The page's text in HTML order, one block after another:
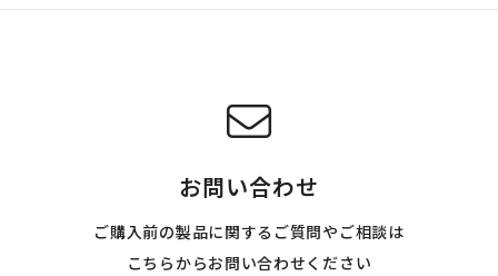
お問い合わせ
ご購入前の製品に関するご質問やご相談は
こちらからお問い合わせください